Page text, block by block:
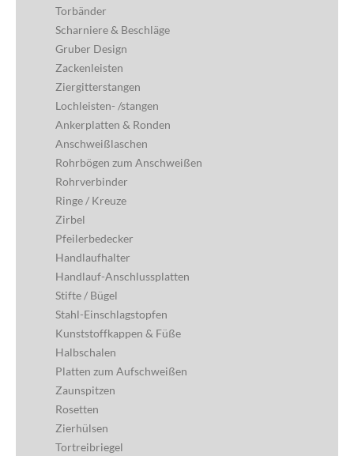
Torbänder
Scharniere & Beschläge
Gruber Design
Zackenleisten
Ziergitterstangen
Lochleisten- /stangen
Ankerplatten & Ronden
Anschweißlaschen
Rohrbögen zum Anschweißen
Rohrverbinder
Ringe / Kreuze
Zirbel
Pfeilerbedecker
Handlaufhalter
Handlauf-Anschlussplatten
Stifte / Bügel
Stahl-Einschlagstopfen
Kunststoffkappen & Füße
Halbschalen
Platten zum Aufschweißen
Zaunspitzen
Rosetten
Zierhülsen
Tortreibriegel